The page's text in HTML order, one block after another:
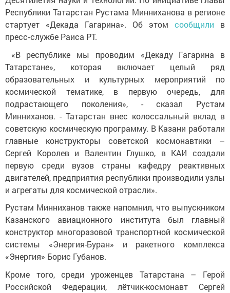
Республики Татарстан Рустама Минниханова в регионе
стартует «Декада Гагарина». Об этом сообщили в
пресс‑службе Раиса РТ.
«В республике мы проводим «Декаду Гагарина в
Татарстане», которая включает целый ряд
образовательных и культурных мероприятий по
космической тематике, в первую очередь, для
подрастающего поколения», - сказал Рустам
Минниханов. - Татарстан внес колоссальный вклад в
советскую космическую программу. В Казани работали
главные конструкторы советской космонавтики –
Сергей Королев и Валентин Глушко, в КАИ создали
первую среди вузов страны кафедру реактивных
двигателей, предприятия республики производили узлы
и агрегаты для космической отрасли».
Рустам Минниханов также напомнил, что выпускником
Казанского авиационного института был главный
конструктор многоразовой транспортной космической
системы «Энергия-Буран» и ракетного комплекса
«Энергия» Борис Губанов.
Кроме того, среди уроженцев Татарстана – Герой
Российской Федерации, лётчик-космонавт Сергей